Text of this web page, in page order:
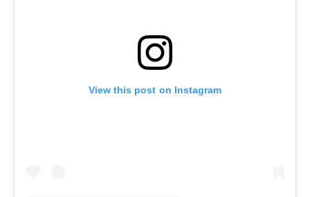
View this post on Instagram